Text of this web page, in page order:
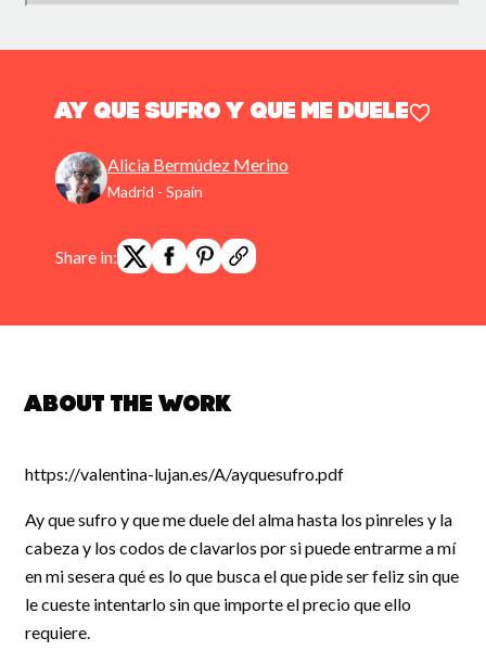
Ay que sufro y que me duele
Alicia Bermúdez Merino
Madrid - Spain
Share in:
About the work
https://valentina-lujan.es/A/ayquesufro.pdf
Ay que sufro y que me duele del alma hasta los pinreles y la
cabeza y los codos de clavarlos por si puede entrarme a mí
en mi sesera qué es lo que busca el que pide ser feliz sin que
le cueste intentarlo sin que importe el precio que ello
requiere.